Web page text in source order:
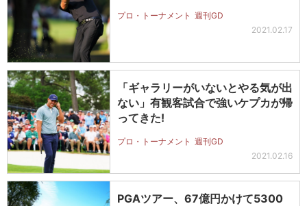
プロ・トーナメント 週刊GD
2021.02.17
「ギャラリーがいないとやる気が出
ない」有観客試合で強いケプカが帰
ってきた!
プロ・トーナメント 週刊GD
2021.02.16
PGAツアー、67億円かけて5300